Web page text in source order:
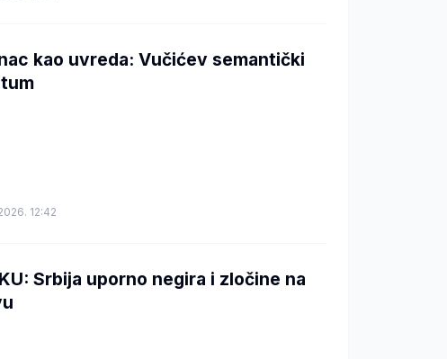
kao uvreda: Vučićev semantički
12:42
Srbija uporno negira i zločine na